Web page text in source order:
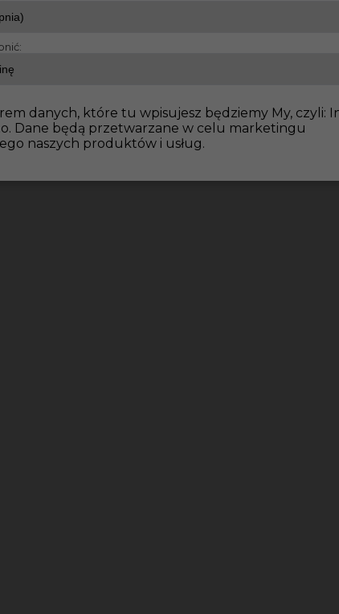
danych, które tu wpisujesz będziemy My, czyli:
Dane będą przetwarzane w celu marketingu
naszych produktów i usług.